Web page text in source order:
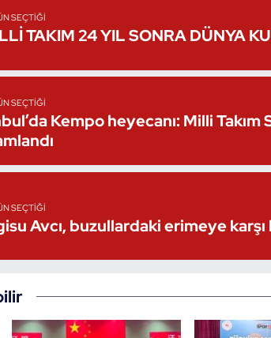
SEÇTIĞI
TAKIM 24 YIL SONRA DÜNYA
SEÇTIĞI
Kempo heyecanı: Milli Takım
SEÇTIĞI
Avcı, buzullardaki erimeye